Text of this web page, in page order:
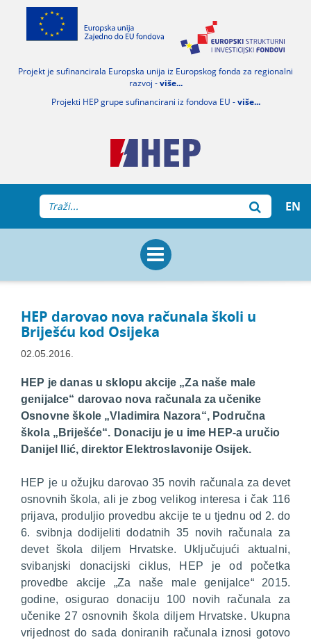
Projekt je sufinancirala Europska unija iz Europskog fonda za regionalni
razvoj -više...
Projekti HEP grupe sufinancirani iz fondova EU -više...
EN
HEP darovao nova računala školi u
Briješću kod Osijeka
02.05.2016.
HEP je danas u sklopu akcije „Za naše male
genijalce“ darovao nova računala za učenike
Osnovne škole „Vladimira Nazora“, Područna
škola „Briješće“. Donaciju je u ime HEP-a uručio
Danijel Ilić, direktor Elektroslavonije Osijek.
HEP je u ožujku darovao 35 novih računala za devet
osnovnih škola, ali je zbog velikog interesa i čak 116
prijava, produljio provedbu akcije te u tjednu od 2. do
6. svibnja dodijeliti dodatnih 35 novih računala za
devet škola diljem Hrvatske. Uključujući aktualni,
svibanjski donacijski ciklus, HEP je od početka
provedbe akcije „Za naše male genijalce“ 2015.
godine, osigurao donaciju 100 novih računala za
učenike 27 osnovnih škola diljem Hrvatske. Ukupna
vrijednost do sada doniranih računala iznosi gotovo